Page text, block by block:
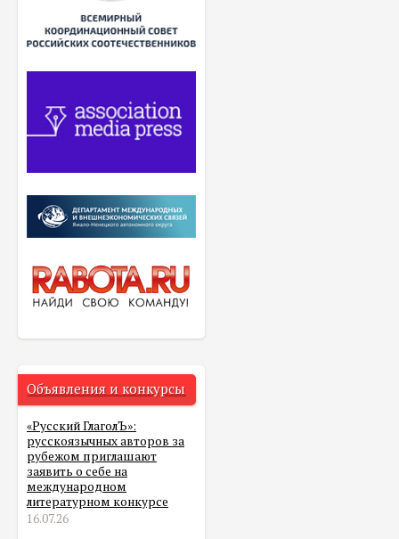
Объявления и конкурсы
«Русский ГлаголЪ»:
русскоязычных авторов за
рубежом приглашают
заявить о себе на
международном
литературном конкурсе
16.07.26